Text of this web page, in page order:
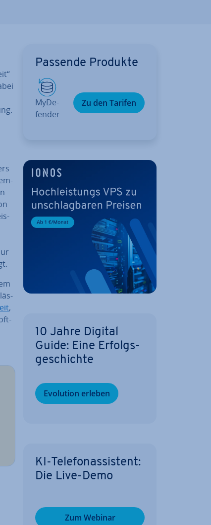
,
Passende Produkte
My­De­
fen­der
Zu den Tarifen
10 Jahre Digital
Guide: Eine Er­folgs­
ge­schich­te
Evolution erleben
KI-Te­le­fon­as­sis­tent:
Die Live-Demo
Zum Webinar